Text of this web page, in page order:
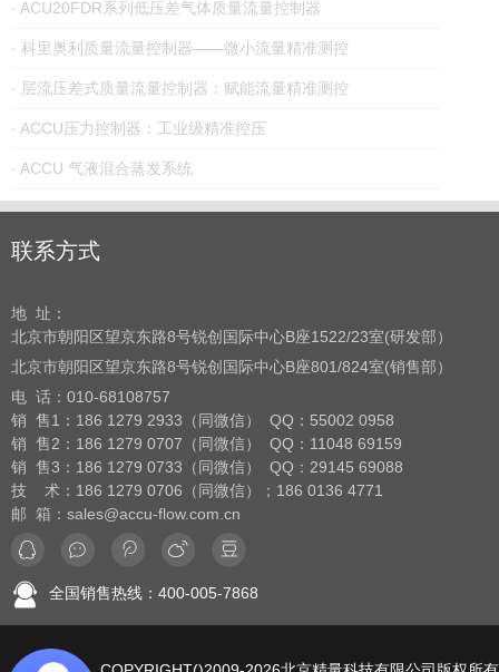
· ACU20FDR系列低压差气体质量流量控制器
· 科里奥利质量流量控制器——微小流量精准测控
· 层流压差式质量流量控制器：赋能流量精准测控
· ACCU压力控制器：工业级精准控压
· ACCU 气液混合蒸发系统
联系方式
地 址：
北京市朝阳区望京东路8号锐创国际中心B座1522/23室(研发部）
北京市朝阳区望京东路8号锐创国际中心B座801/824室(销售部）
电 话： 010-68108757
销 售1：186 1279 2933（同微信） QQ：55002 0958
销 售2：186 1279 0707（同微信） QQ：11048 69159
销 售3：186 1279 0733（同微信） QQ：29145 69088
技 术：186 1279 0706（同微信）；186 0136 4771
邮 箱：sales@accu-flow.com.cn
全国销售热线：400-005-7868